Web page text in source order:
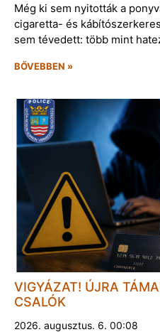
Még ki sem nyitották a
cigaretta- és
sem tévedett: több mint
BŐVEBBEN »
VIGYÁZAT! ÚJRA
CSALÓK
2026. augusztus. 6. 00:08